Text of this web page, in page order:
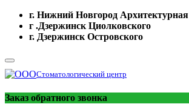
г. Нижний Новгород Архитектурная
г .Дзержинск Циолковского
г. Дзержинск Островского
Стоматологический центр
Заказ обратного звонка